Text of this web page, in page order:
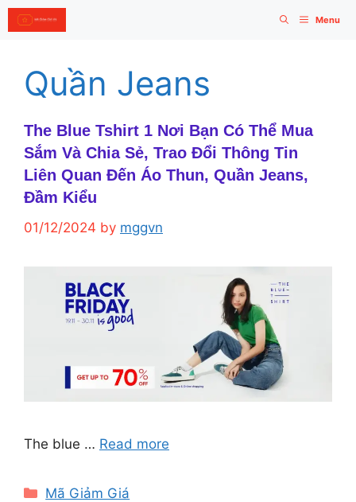
Skip
to
Menu
Quần Jeans
The Blue Tshirt 1 Nơi Bạn Có Thể Mua
Sắm Và Chia Sẻ, Trao Đổi Thông Tin
Liên Quan Đến Áo Thun, Quần Jeans,
Đầm Kiểu
01/12/2024 by mggvn
The blue … Read more
Categories
Mã Giảm Giá